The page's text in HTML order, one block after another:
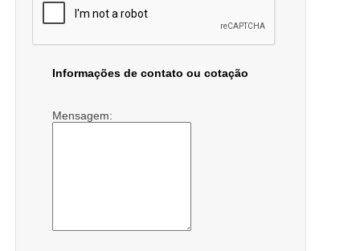
Informações de contato ou cotação
Mensagem: